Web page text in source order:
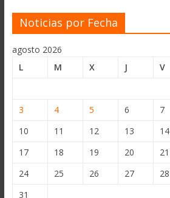
Noticias por Fecha
agosto 2026
L
M X J V
3
4 5 6 7
10
11 12 13 14
17
18 19 20 21
24
25 26 27 28
31